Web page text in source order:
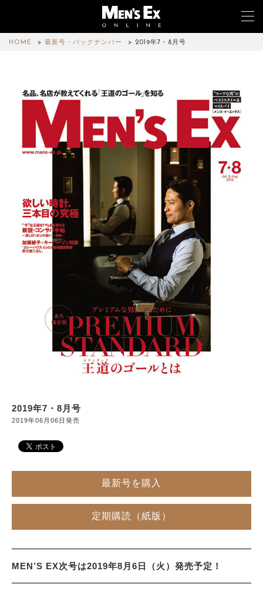
HOME 最新号・バックナンバー 2019年7・8月号
2019年7・8月号
2019年06月06日発売
最新号を購入
定期購読（紙版）
MEN’S EX次号は2019年8月6日（火）発売予定！
FASHION
WATCH
CAR&BIKE
COLUMN
MAGAZINE
サイトマップ